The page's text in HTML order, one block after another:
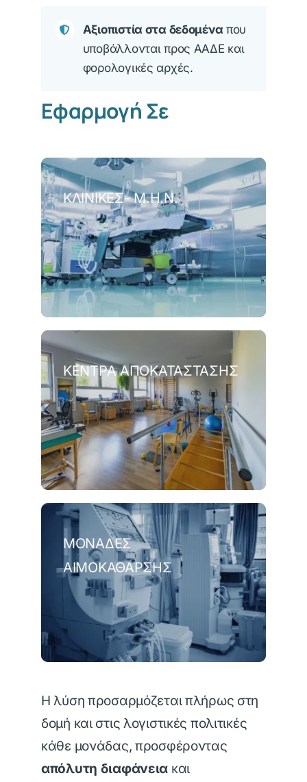
Αξιοπιστία στα δεδομέναπου
υποβάλλονται προς ΑΑΔΕ και
φορολογικές αρχές.
Εφαρμογή Σε
ΚΛΙΝΙΚΈΣ- Μ.Η.Ν.
ΚΈΝΤΡΑ ΑΠΟΚΑΤΆΣΤΑΣΗΣ
ΜΟΝΆΔΕΣ
ΑΙΜΟΚΆΘΑΡΣΗΣ
Η λύση προσαρμόζεται πλήρως στη
δομή και στις λογιστικές πολιτικές
κάθε μονάδας, προσφέροντας
απόλυτη διαφάνεια και